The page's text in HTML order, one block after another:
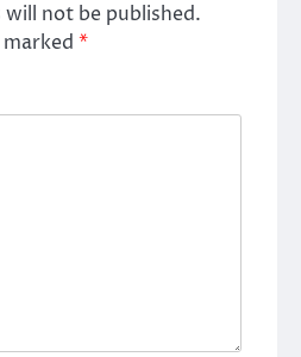
will not be published.
*